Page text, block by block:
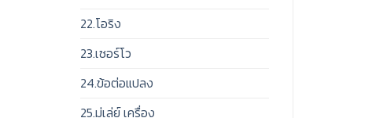
22.โอริง
23.เซอร์โว
24.ข้อต่อแปลง
25.มู่เล่ย์ เครื่อง